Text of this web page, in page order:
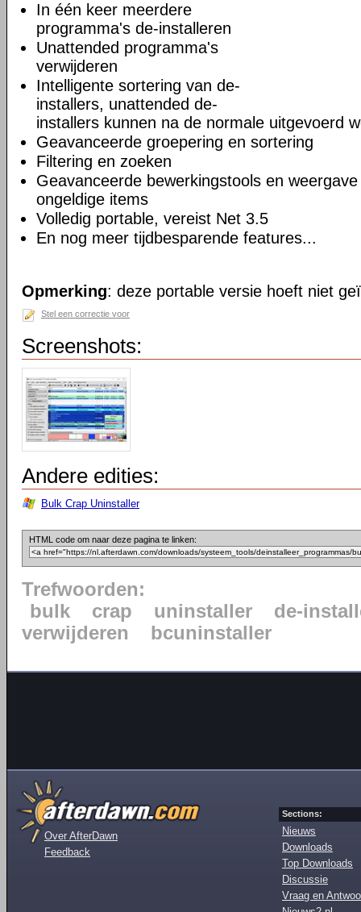
In één keer meerdere
programma's de-installeren
Unattended programma's
verwijderen
Intelligente sortering van de-
installers, unattended de-
installers kunnen na de normale uitgevoerd
Geavanceerde groepering en sortering
Filtering en zoeken
Geavanceerde bewerkingstools en
ongeldige items
Volledig portable, vereist Net 3.5
En nog meer tijdbesparende features...
Opmerking: deze portable versie hoeft niet
Stel een correctie voor
Screenshots:
Andere edities:
Bulk Crap Uninstaller
HTML code om naar deze pagina te linken:
Trefwoorden:
bulk
crap uninstaller
de-
verwijderen
bcuninstaller
Over AfterDawn
Feedback
Sections:
Nieuws
Downloads
Top Downloads
Discussie
Vraag en